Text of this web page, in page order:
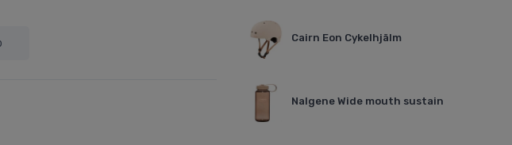
Cairn Eon Cykelhjälm
Nalgene Wide mouth sustain